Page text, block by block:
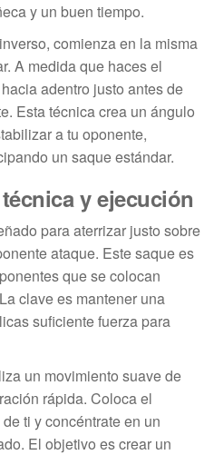
y un buen tiempo.
comienza en la misma
A medida que haces el
adentro justo antes de
Esta técnica crea un ángulo
a tu oponente,
un saque estándar.
y ejecución
para aterrizar justo sobre
ataque. Este saque es
que se colocan
clave es mantener una
suficiente fuerza para
un movimiento suave de
rápida. Coloca el
ti y concéntrate en un
El objetivo es crear un